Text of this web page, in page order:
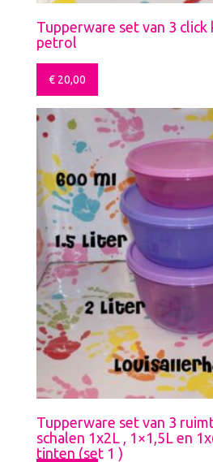
Tupperware set van 3 click
petrol
€ 20,00
Tupperware set van 3
schalen 1x2L , 1×1,5L en
tinten (set 1 )